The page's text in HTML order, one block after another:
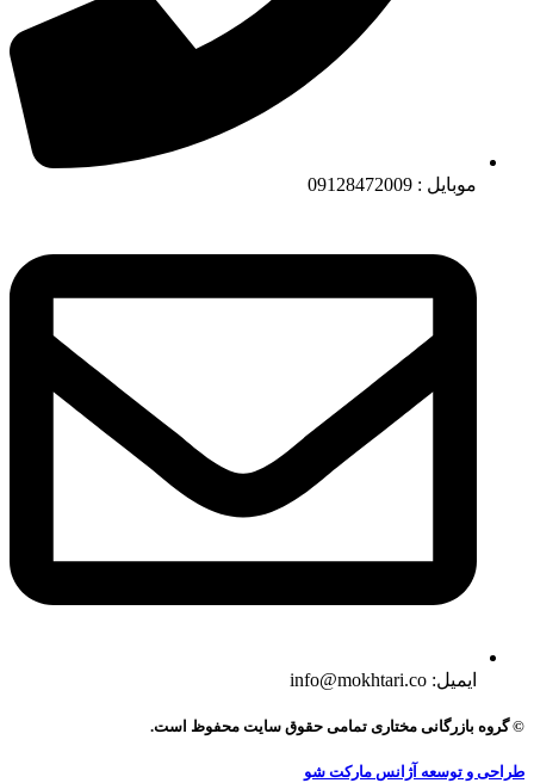
موبایل : 09128472009
ایمیل: info@mokhtari.co
© گروه بازرگانی مختاری تمامی حقوق سایت محفوظ است.
طراحی و توسعه آژانس مارکت شو